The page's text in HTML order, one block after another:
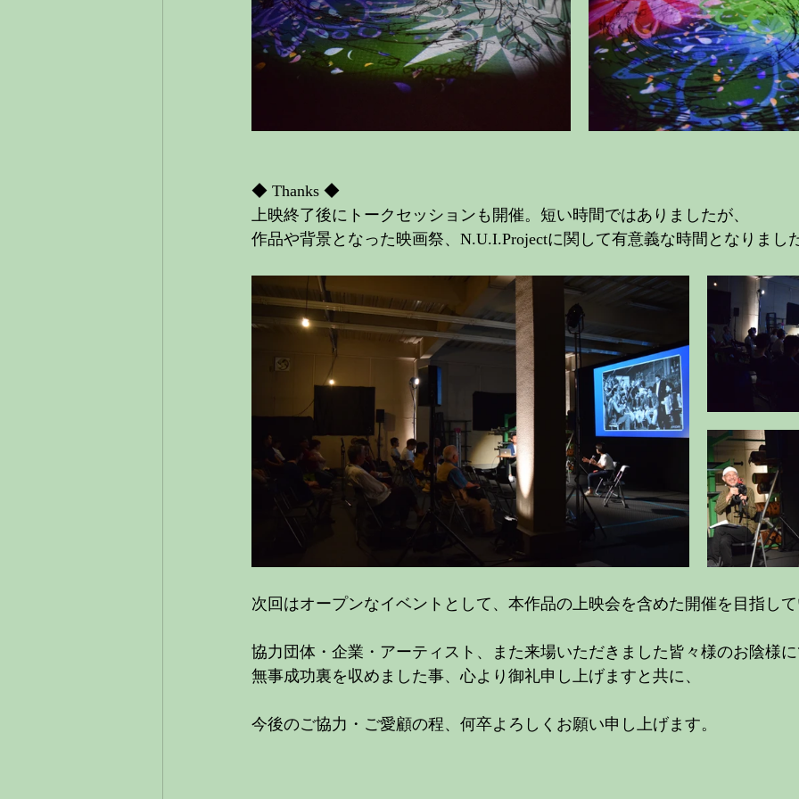
◆ Thanks ◆
上映終了後にトークセッションも開催。短い時間ではありましたが、
作品や背景となった映画祭、N.U.I.Projectに関して有意義な時間となりまし
次回はオープンなイベントとして、本作品の上映会を含めた開催を目指し
協力団体・企業・アーティスト、また来場いただきました皆々様のお陰様
無事成功裏を収めました事、心より御礼申し上げますと共に、
今後のご協力・ご愛顧の程、何卒よろしくお願い申し上げます。